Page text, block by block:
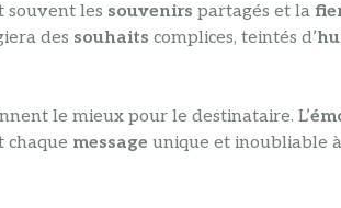
souvent les souvenirs partagés et la
des souhaits complices, teintés d’
le mieux pour le destinataire. L’
chaque message unique et inoubliable à